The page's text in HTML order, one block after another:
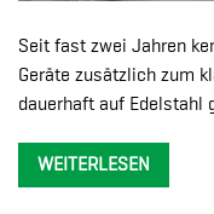
Seit fast zwei Jahren
Geräte zusätzlich zum
dauerhaft auf Edelstahl
WEITERLESEN